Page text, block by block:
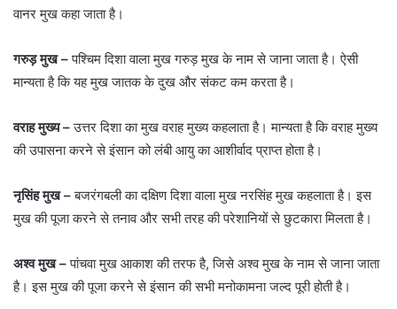
वानर मुख कहा जाता है।
गरुड़ मुख –पश्चिम दिशा वाला मुख गरुड़ मुख के नाम से जाना जाता है। ऐसी
मान्यता है कि यह मुख जातक के दुख और संकट कम करता है।
वराह मुख्य –उत्तर दिशा का मुख वराह मुख्य कहलाता है। मान्यता है कि वराह मुख्य
की उपासना करने से इंसान को लंबी आयु का आशीर्वाद प्राप्त होता है।
नृसिंह मुख –बजरंगबली का दक्षिण दिशा वाला मुख नरसिंह मुख कहलाता है। इस
मुख की पूजा करने से तनाव और सभी तरह की परेशानियों से छुटकारा मिलता है।
अश्व मुख –पांचवा मुख आकाश की तरफ है, जिसे अश्व मुख के नाम से जाना जाता
है। इस मुख की पूजा करने से इंसान की सभी मनोकामना जल्द पूरी होती है।